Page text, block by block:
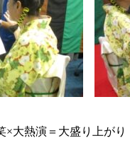
大熱演＝大盛り上がり